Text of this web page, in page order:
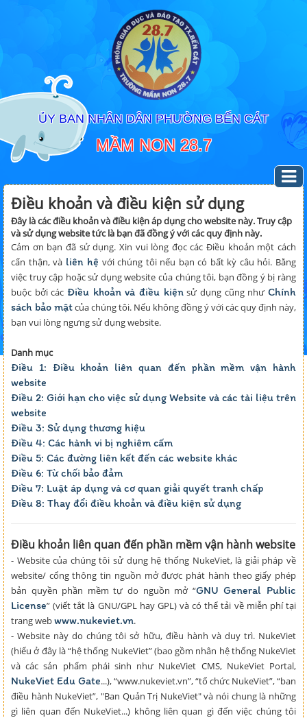
ỦY BAN NHÂN DÂN PHƯỜNG BẾN CÁT
MẦM NON 28.7
Điều khoản và điều kiện sử dụng
Đây là các điều khoản và điều kiện áp dụng cho website này. Truy cập
và sử dụng website tức là bạn đã đồng ý với các quy định này.
Cảm ơn bạn đã sử dụng. Xin vui lòng đọc các Điều khoản một cách
cẩn thận, và liên hệ với chúng tôi nếu bạn có bất kỳ câu hỏi. Bằng
việc truy cập hoặc sử dụng website của chúng tôi, bạn đồng ý bị ràng
buộc bởi các Điều khoản và điều kiệnsử dụng cũng nhưChính
sách bảo mậtcủa chúng tôi. Nếu không đồng ý với các quy định này,
bạn vui lòng ngưng sử dụng website.
Danh mục
Điều 1: Điều khoản liên quan đến phần mềm vận hành
website
Điều 2: Giới hạn cho việc sử dụng Website và các tài liệu trên
website
Điều 3: Sử dụng thương hiệu
Điều 4: Các hành vi bị nghiêm cấm
Điều 5: Các đường liên kết đến các website khác
Điều 6: Từ chối bảo đảm
Điều 7: Luật áp dụng và cơ quan giải quyết tranh chấp
Điều 8: Thay đổi điều khoản và điều kiện sử dụng
Điều khoản liên quan đến phần mềm vận hành website
- Website của chúng tôi sử dụng hệ thống NukeViet, là giải pháp về
website/ cổng thông tin nguồn mở được phát hành theo giấy phép
bản quyền phần mềm tự do nguồn mở “GNU General Public
License” (viết tắt là GNU/GPL hay GPL) và có thể tải về miễn phí tại
trang webwww.nukeviet.vn.
- Website này do chúng tôi sở hữu, điều hành và duy trì. NukeViet
(hiểu ở đây là “hệ thống NukeViet” (bao gồm nhân hệ thống NukeViet
và các sản phẩm phái sinh như NukeViet CMS, NukeViet Portal,
NukeViet Edu Gate...), “www.nukeviet.vn”, “tổ chức NukeViet”, “ban
điều hành NukeViet”, "Ban Quản Trị NukeViet" và nói chung là những
gì liên quan đến NukeViet...) không liên quan gì đến việc chúng tôi